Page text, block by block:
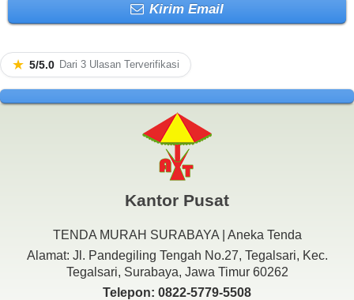
Kirim Email
★ 5/5.0 Dari 3 Ulasan Terverifikasi
Kantor Pusat
TENDA MURAH SURABAYA | Aneka Tenda
Alamat: Jl. Pandegiling Tengah No.27, Tegalsari, Kec.
Tegalsari, Surabaya, Jawa Timur 60262
Telepon: 0822-5779-5508